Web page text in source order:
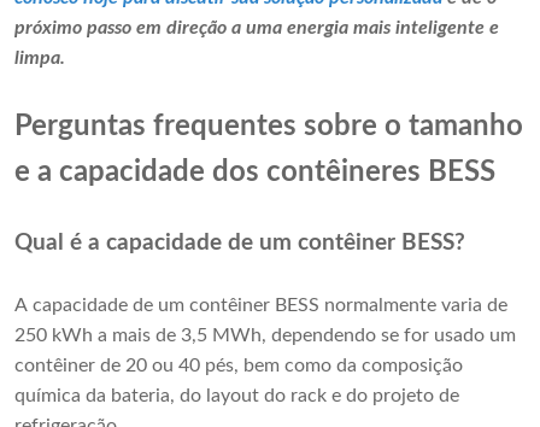
próximo passo em direção a uma energia mais inteligente e
limpa.
Perguntas frequentes sobre o tamanho
e a capacidade dos contêineres BESS
Qual é a capacidade de um contêiner BESS?
A capacidade de um contêiner BESS normalmente varia de
250 kWh a mais de 3,5 MWh, dependendo se for usado um
contêiner de 20 ou 40 pés, bem como da composição
química da bateria, do layout do rack e do projeto de